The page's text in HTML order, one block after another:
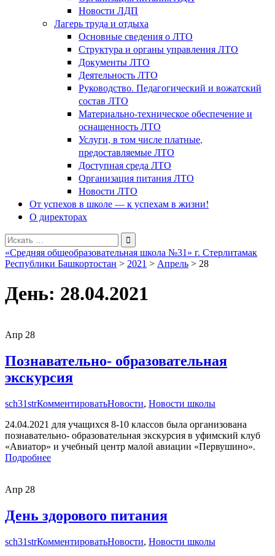
Новости ЛДП
Лагерь труда и отдыха
Основные сведения о ЛТО
Структура и органы управления ЛТО
Документы ЛТО
Деятельность ЛТО
Руководство. Педагогический и вожатский
состав ЛТО
Материально-техническое обеспечение и
оснащенность ЛТО
Услуги, в том числе платные,
предоставляемые ЛТО
Доступная среда ЛТО
Организация питания ЛТО
Новости ЛТО
От успехов в школе — к успехам в жизни!
О директорах
Поиск
для:
«Средняя общеобразовательная школа №31» г. Стерлитамак
Республики Башкортостан > 2021 > Апрель > 28
День: 28.04.2021
Апр 28
Познавательно- образовательная
экскурсия
sch31strКомментироватьНовости, Новости школы
24.04.2021 для учащихся 8-10 классов была организована
познавательно- образовательная экскурсия в уфимский клуб
«Авиатор» и учебный центр малой авиации «Первушино».
Подробнее
Апр 28
День здорового питания
sch31strКомментироватьНовости, Новости школы